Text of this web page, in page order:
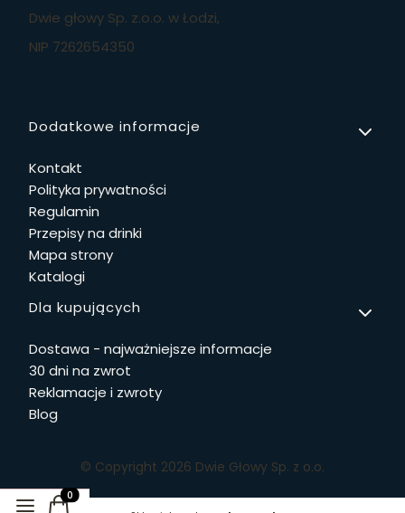
Dwie głowy Sp. z.o.o. w Łodzi,
NIP 7262654350
Linki w stopce
Dodatkowe informacje
Kontakt
Polityka prywatności
Regulamin
Przepisy na drinki
Mapa strony
Katalogi
Dla kupujących
Dostawa - najważniejsze informacje
30 dni na zwrot
Reklamacje i zwroty
Blog
© Copyright 2026 Dwie Głowy Sp. z o.o.
Produkty w koszyku: 0. Zobacz szczegóły